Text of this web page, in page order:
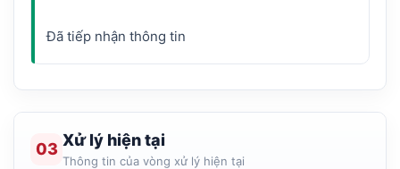
03 Xử lý hiện tại
Thông tin của vòng xử lý hiện tại